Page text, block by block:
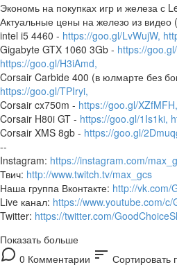
Экономь на покупках игр и железа с
Актуальные цены на железо из
intel i5 4460 - https://goo.gl/LvWujW,
Gigabyte GTX 1060 3Gb - https://
https://goo.gl/H3iAmd,
Corsair Carbide 400 (в юлмарте без
https://goo.gl/TPIryi,
Corsair cx750m - https://goo.gl/XZfMFH,
Corsair H80i GT - https://goo.gl/1Is1ki,
Corsair XMS 8gb - https://goo.gl/
--
Instagram: https://instagram.com/
Твич: http://www.twitch.tv/max_gcs
Наша группа Вконтакте: http://vk.com/
Live канал: https://www.youtube.com/c/
Twitter: https://twitter.com/
Показать больше
0 Комментарии sort Сортировать